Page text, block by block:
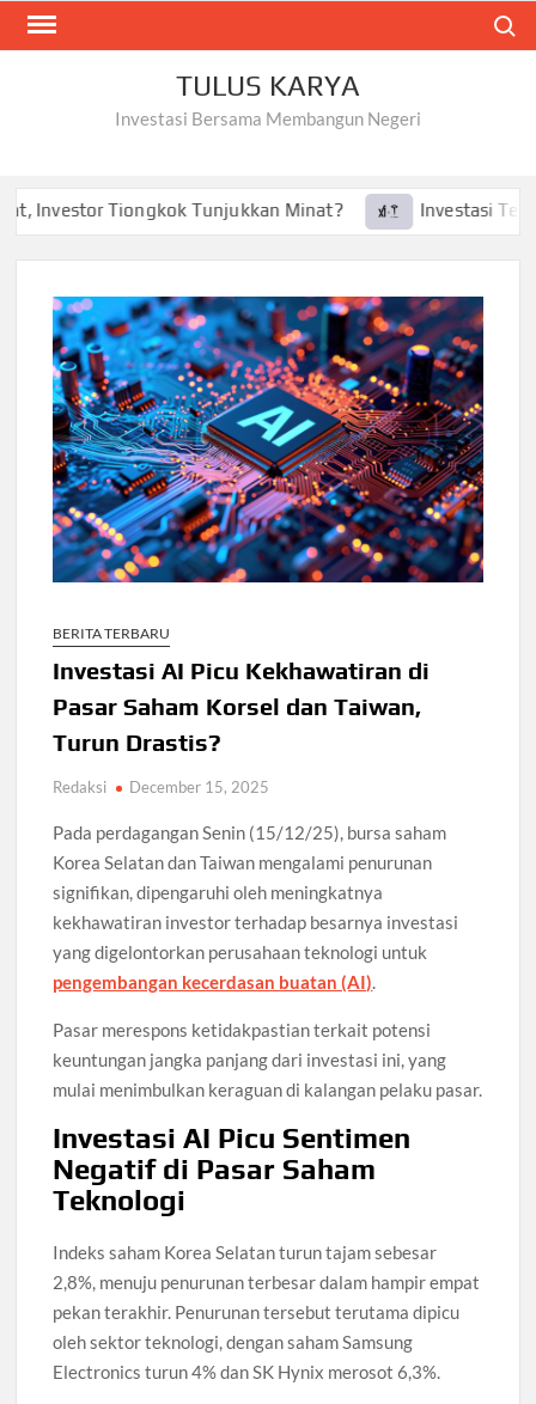
Skip
TULUS KARYA
Investasi Bersama Membangun Negeri
Investor Tiongkok Tunjukkan Minat? Investasi Tesla
BERITA TERBARU
Investasi AI Picu Kekhawatiran di
Pasar Saham Korsel dan Taiwan,
Turun Drastis?
Redaksi December 15, 2025
Pada perdagangan Senin (15/12/25), bursa saham
Korea Selatan dan Taiwan mengalami penurunan
signifikan, dipengaruhi oleh meningkatnya
kekhawatiran investor terhadap besarnya investasi
yang digelontorkan perusahaan teknologi untuk
pengembangan kecerdasan buatan (AI).
Pasar merespons ketidakpastian terkait potensi
keuntungan jangka panjang dari investasi ini, yang
mulai menimbulkan keraguan di kalangan pelaku pasar.
Investasi AI Picu Sentimen
Negatif di Pasar Saham
Teknologi
Indeks saham Korea Selatan turun tajam sebesar
2,8%, menuju penurunan terbesar dalam hampir empat
pekan terakhir. Penurunan tersebut terutama dipicu
oleh sektor teknologi, dengan saham Samsung
Electronics turun 4% dan SK Hynix merosot 6,3%.